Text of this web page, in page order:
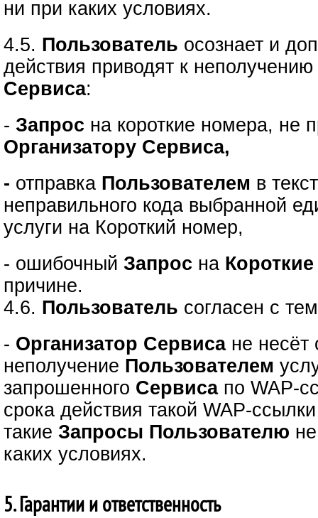
ни при каких условиях.
4.5. Пользователь осознает и
действия приводят к
Сервиса:
-Запрос на короткие номера, не
Организатору Сервиса,
- отправка Пользователем в
неправильного кода выбранной
услуги на Короткий номер,
- ошибочныйЗапрос на
причине.
4.6. Пользователь согласен с
- Организатор Сервиса не несёт
неполучение Пользователем
запрошенного Сервисапо WAP-
срока действия такой WAP-
такиеЗапросы Пользователю
каких условиях.
5. Гарантии и ответственность